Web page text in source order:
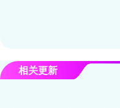
相关更新